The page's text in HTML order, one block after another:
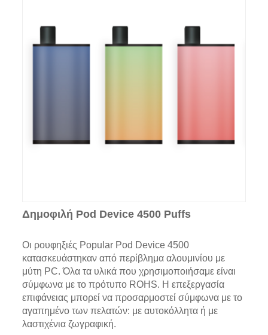
Δημοφιλή Pod Device 4500 Puffs
Οι ρουφηξιές Popular Pod Device 4500
κατασκευάστηκαν από περίβλημα αλουμινίου με
μύτη PC. Όλα τα υλικά που χρησιμοποιήσαμε είναι
σύμφωνα με το πρότυπο ROHS. Η επεξεργασία
επιφάνειας μπορεί να προσαρμοστεί σύμφωνα με το
αγαπημένο των πελατών: με αυτοκόλλητα ή με
λαστιχένια ζωγραφική.